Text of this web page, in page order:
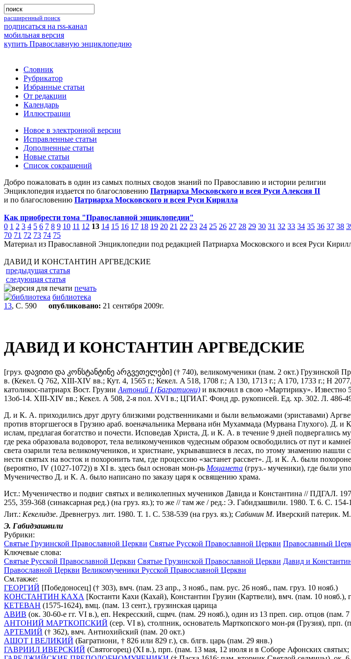
расширенный поиск
подписаться на rss-канал
мобильная версия
купить Православную энциклопедию
Словник
Рубрикатор
Избранные статьи
От редакции
Календарь
Иллюстрации
Новое в электронной версии
Исправленные статьи
Дополненные статьи
Новые статьи
Список сокращений
Добро пожаловать в один из самых полных сводов знаний по Православию и истории религии
Энциклопедия издается по благословению Патриарха Московского и всея Руси Алексия II
и по благословению Патриарха Московского и всея Руси Кирилла
Как приобрести тома "Православной энциклопедии"
0 1 2 3 4 5 6 7 8 9 10 11 12 13 14 15 16 17 18 19 20 21 22 23 24 25 26 27 28 29 30 31 32 33 34 35 36 37 38
70 71 72 73 74 75
Материал из Православной Энциклопедии под редакцией Патриарха Московского и всея Руси
ДАВИД И КОНСТАНТИН АРГВЕДСКИЕ
предыдущая статья
следующая статья
печать
библиотека
13, С. 590 опубликовано: 21 сентября 2009г.
ДАВИД И КОНСТАНТИН АРГВЕДСКИЕ
[груз. დავითი და კონსტანტინე არგვეთელები] († 740), великомученики (пам. 2 окт.) Грузинской
в. (Кекел. Q 762, XIII-XIV вв.; Кут. 4, 1565 г.; Кекел. A 518, 1708 г.; A 130, 1713 г.; A 170, 1733 г.; Н
католикос-патриарх Вост. Грузии Антоний I (Багратиони) и включил в свою «Мартирику». Известно
13об-14. XIII-XIV вв.; Кекел. А 508, 2-я пол. XVI в.; ЦГИАГ. Фонд др. рукописей. Ед. хр. 302. Л. 486-
Д. и К. А. приходились друг другу близкими родственниками и были вельможами (эриставами)
против вторгшегося в Грузию араб. военачальника Мервана ибн Мухаммада (Мурвана Глухого). Д.
ислам, предлагая богатство и почести. Исповедав Христа, Д. и К. А. в течение 9 дней подвергались
где река образовала водоворот, тела великомучеников чудесным образом освободились от пут и
света озарили тела великомучеников, и христиане, укрывавшиеся в лесах, по этому знамению
нести святых на восток и похоронить там, где процессию «застанет рассвет». Д. и К. А. были
(вероятно, IV (1027-1072)) в XI в. здесь был основан мон-рь Моцамета (груз.- мученики), где были
Мученичество Д. и К. А. было написано по заказу царя к освящению храма.
Ист.: Мученичество и подвиг святых и великолепных мучеников Давида и Константина // ПДГАЛ.
255, 359-368 (синаксарная ред.) (на груз. яз.); то же // там же / ред.: Э. Габидзашвили. 1980. Т. 6. С. 154-
Лит.: Кекелидзе. Древнегруз. лит. 1980. Т. 1. С. 538-539 (на груз. яз.); Сабинин М. Иверский патерик.
Э. Габидзашвили
Рубрики:
Святые Грузинской Православной Церкви Святые Русской Православной Церкви Православный
Ключевые слова:
Святые Русской Православной Церкви Святые Грузинской Православной Церкви Давид и
Православной Церкви Великомученики Русской Православной Церкви
См.также:
ГЕОРГИЙ [Победоносец] († 303), вмч. (пам. 23 апр., 3 нояб., пам. рус. 26 нояб., пам. груз. 10 нояб.)
КОНСТАНТИН КАХА [Костанти Кахи (Кахай), Константин Грузин (Картвели), вмч. (пам. 10 нояб.),
КЕТЕВАН (1575-1624), вмц. (пам. 13 сент.), грузинская царица
АВИВ (ок. 30-60-е гг. VI в.), еп. Некресский, сщмч. (пам. 29 нояб.), один из 13 преп. сир. отцов (пам. 7
АНТОНИЙ МАРТКОПСКИЙ (сер. VI в), столпник, основатель Марткопского мон-ря (Грузия), прп.
АРТЕМИЙ († 362), вмч. Антиохийский (пам. 20 окт.)
АШОТ I ВЕЛИКИЙ (Багратиони, † 826 или 829 г.), св. блгв. царь (пам. 29 янв.)
ГАВРИИЛ ИВЕРСКИЙ (Святогорец) (ХI в.), прп. (пам. 13 мая, 12 июля и в Соборе Афонских святых;